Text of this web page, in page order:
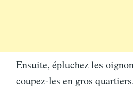
Ensuite, épluchez les
coupez-les en gros